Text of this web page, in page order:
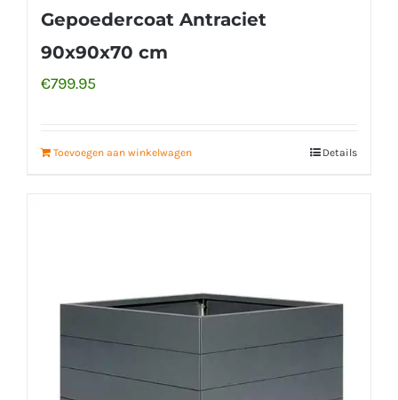
Gepoedercoat Antraciet
90x90x70 cm
€799.95
Toevoegen aan winkelwagen Details